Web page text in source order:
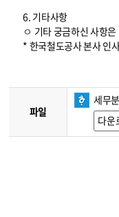
6. 기타사항
ㅇ 기타 궁금하신 사항
* 한국철도공사 본사
파일
세무
다운